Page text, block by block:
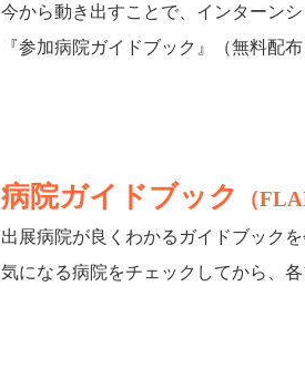
今から動き出すことで、インターン
『参加病院ガイドブック』（無料配
病院ガイドブック （
出展病院が良くわかるガイドブックを
気になる病院をチェックしてから、各